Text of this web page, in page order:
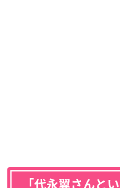
「代永翼さんと